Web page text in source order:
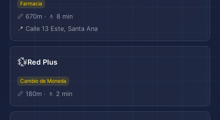
Farmacia
📏 670m · 🚶 8 min
📍 Calle 13 Este, Santa Ana
💱Red Plus
Cambio de Moneda
📏 180m · 🚶 2 min